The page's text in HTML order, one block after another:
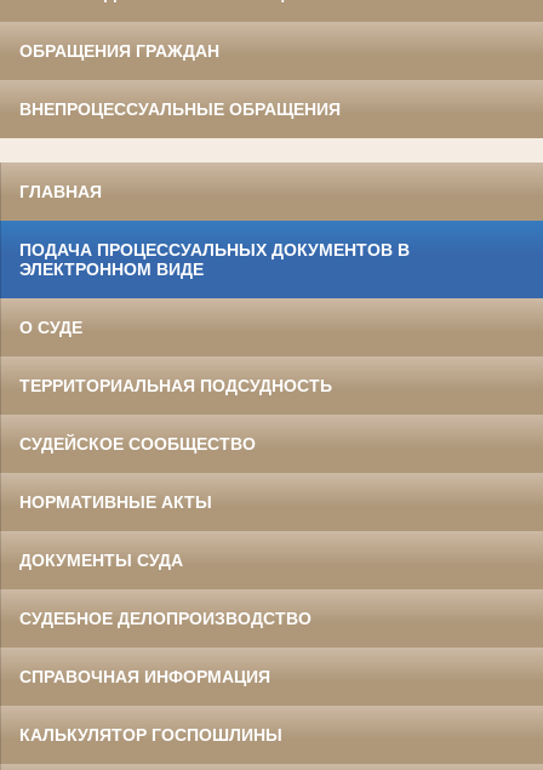
ОБРАЩЕНИЯ ГРАЖДАН
ВНЕПРОЦЕССУАЛЬНЫЕ ОБРАЩЕНИЯ
ГЛАВНАЯ
ПОДАЧА ПРОЦЕССУАЛЬНЫХ ДОКУМЕНТОВ В
ЭЛЕКТРОННОМ ВИДЕ
О СУДЕ
ТЕРРИТОРИАЛЬНАЯ ПОДСУДНОСТЬ
СУДЕЙСКОЕ СООБЩЕСТВО
НОРМАТИВНЫЕ АКТЫ
ДОКУМЕНТЫ СУДА
СУДЕБНОЕ ДЕЛОПРОИЗВОДСТВО
СПРАВОЧНАЯ ИНФОРМАЦИЯ
КАЛЬКУЛЯТОР ГОСПОШЛИНЫ